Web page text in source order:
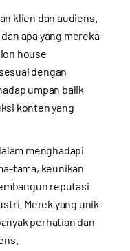
klien dan audiens.
apa yang mereka
house
dengan
umpan balik
konten yang
menghadapi
tama, keunikan
reputasi
Merek yang unik
perhatian dan